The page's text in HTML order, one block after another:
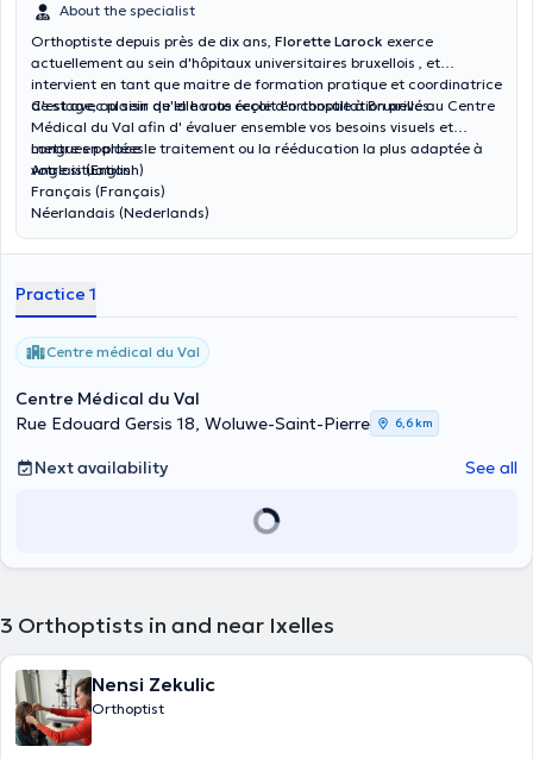
About the specialist
Orthoptiste depuis près de dix ans, Florette Larock exerce
actuellement au sein d'hôpitaux universitaires bruxellois , et
intervient en tant que maitre de formation pratique et coordinatrice
de stage, au sein de la haute école d'orthoptie à Bruxelles.
C'est avec plaisir qu'elle vous reçoit en consultation privé au Centre
Médical du Val afin d' évaluer ensemble vos besoins visuels et
mettre en place le traitement ou la rééducation la plus adaptée à
votre situation.
Langues parlées :
Anglais (English)
Français (Français)
Néerlandais (Nederlands)
Practice 1
Centre médical du Val
Centre Médical du Val
Rue Edouard Gersis 18, Woluwe-Saint-Pierre
6,6 km
Next availability See all
3 Orthoptists in and near Ixelles
Nensi Zekulic
Orthoptist